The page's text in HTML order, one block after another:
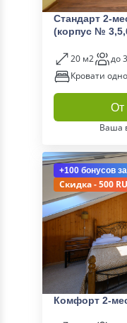
Стандарт 2-
(корпус №
20 м2
до
Кровати
От
Ваша
+100 бонусов
Скидка - 500
Комфорт 2-